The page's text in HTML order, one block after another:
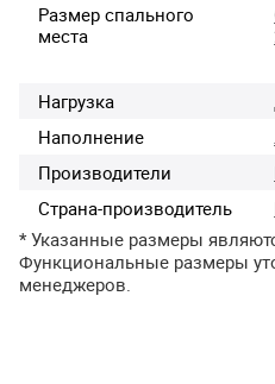
Размер спального
места
Нагрузка
Наполнение
Производители
Страна-производитель
* Указанные размеры
Функциональные размеры
менеджеров.